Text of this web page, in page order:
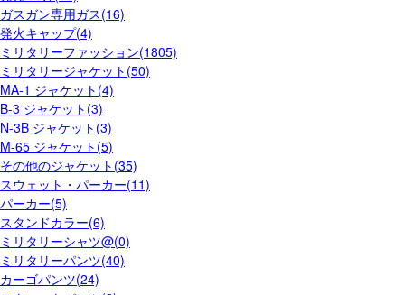
ガスガン専用ガス(16)
発火キャップ(4)
ミリタリーファッション(1805)
ミリタリージャケット(50)
MA-1 ジャケット(4)
B-3 ジャケット(3)
N-3B ジャケット(3)
M-65 ジャケット(5)
その他のジャケット(35)
スウェット・パーカー(11)
パーカー(5)
スタンドカラー(6)
ミリタリーシャツ@(0)
ミリタリーパンツ(40)
カーゴパンツ(24)